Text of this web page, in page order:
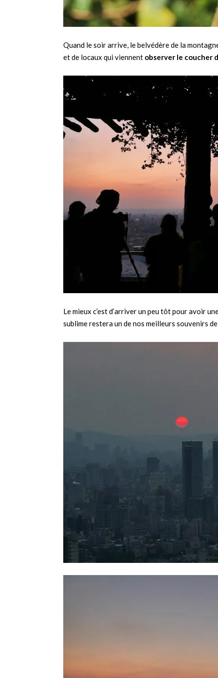
Quand le soir arrive, le belvédère de la
et de locaux qui viennent observer le coucher
Le mieux c’est d’arriver un peu tôt pour avoir
sublime restera un de nos meilleurs souvenirs